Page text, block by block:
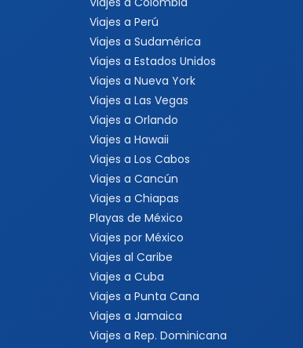
Viajes a Perú
Viajes a Sudamérica
Viajes a Estados Unidos
Viajes a Nueva York
Viajes a Las Vegas
Viajes a Orlando
Viajes a Hawaii
Viajes a Los Cabos
Viajes a Cancún
Viajes a Chiapas
Playas de México
Viajes por México
Viajes al Caribe
Viajes a Cuba
Viajes a Punta Cana
Viajes a Jamaica
Viajes a Rep. Dominicana